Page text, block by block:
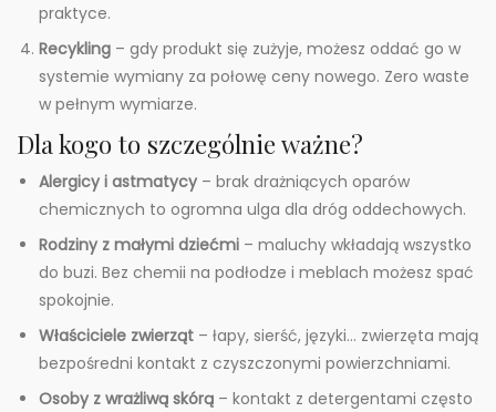
praktyce.
Recykling – gdy produkt się zużyje, możesz oddać go w
systemie wymiany za połowę ceny nowego. Zero waste
w pełnym wymiarze.
Dla kogo to szczególnie ważne?
Alergicy i astmatycy – brak drażniących oparów
chemicznych to ogromna ulga dla dróg oddechowych.
Rodziny z małymi dziećmi – maluchy wkładają wszystko
do buzi. Bez chemii na podłodze i meblach możesz spać
spokojnie.
Właściciele zwierząt – łapy, sierść, języki… zwierzęta mają
bezpośredni kontakt z czyszczonymi powierzchniami.
Osoby z wrażliwą skórą – kontakt z detergentami często